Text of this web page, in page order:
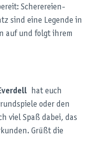
Scherereien-
sind eine Legende in
auf und folgt ihrem
hat euch
oder den
viel Spaß dabei, das
Grüßt die